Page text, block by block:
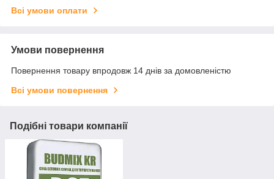
Всі умови оплати
Умови повернення
Повернення товару впродовж 14 днів за домовленістю
Всі умови повернення
Подібні товари компанії